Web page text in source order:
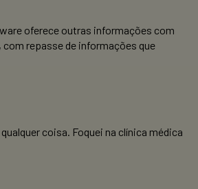
oferece outras informações com
com repasse de informações que
coisa. Foquei na clínica médica